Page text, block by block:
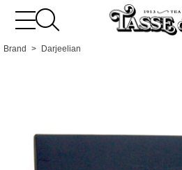
Brand Darjeelian